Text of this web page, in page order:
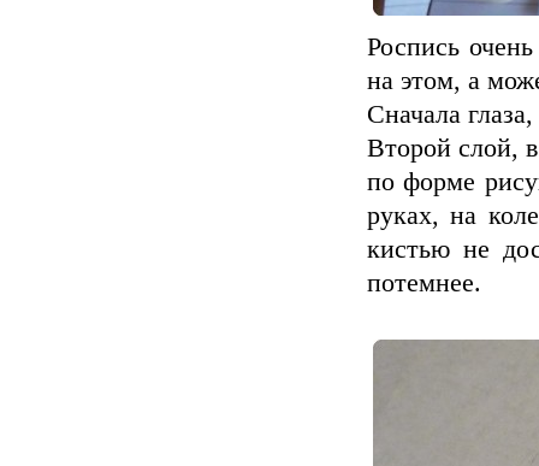
Роспись
на этом, а
Сначала
Второй слой,
по форме
руках, на
кистью не
потемнее.